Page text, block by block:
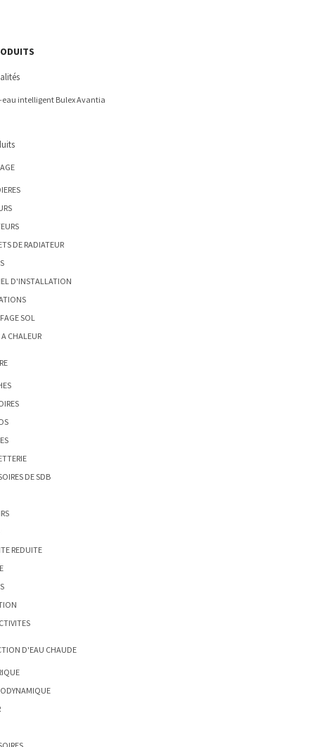
eau intelligent Bulex Avantia
DE RADIATEUR
D'INSTALLATION
SOL
A CHALEUR
DE SDB
REDUITE
D'EAU CHAUDE